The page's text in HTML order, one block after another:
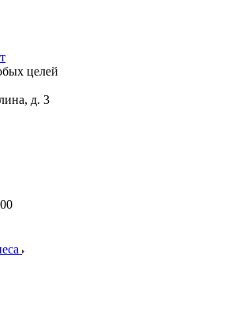
целей
д. 3